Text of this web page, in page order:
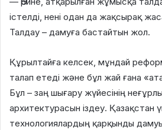
істелді, нені одан да жақсырақ
Талдау – дамуға бастайтын жол.
Құрылтайға келсек, мұндай
талап етеді және бұл жай ғана
Бұл – заң шығару жүйесінің
архитектурасын іздеу. Қазақстан
технологиялардың қарқынды